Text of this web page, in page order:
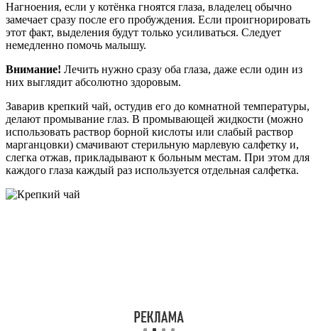
Нагноения, если у котёнка гноятся глаза, владелец обычно
замечает сразу после его пробуждения. Если проигнорировать
этот факт, выделения будут только усиливаться. Следует
немедленно помочь малышу.
Внимание! Лечить нужно сразу оба глаза, даже если один из
них выглядит абсолютно здоровым.
Заварив крепкий чай, остудив его до комнатной температуры,
делают промывание глаз. В промывающей жидкости (можно
использовать раствор борной кислоты или слабый раствор
марганцовки) смачивают стерильную марлевую салфетку и,
слегка отжав, прикладывают к больным местам. При этом для
каждого глаза каждый раз используется отдельная салфетка.